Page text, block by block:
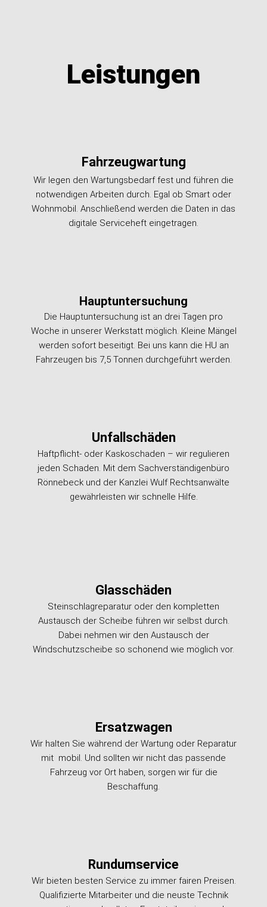
Leistungen
Fahrzeugwartung
Wir legen den Wartungsbedarf fest und führen die
notwendigen Arbeiten durch. Egal ob Smart oder
Wohnmobil. Anschließend werden die Daten in das
digitale Serviceheft eingetragen.
Hauptuntersuchung
Die Hauptuntersuchung ist an drei Tagen pro
Woche in unserer Werkstatt möglich. Kleine Mängel
werden sofort beseitigt. Bei uns kann die HU an
Fahrzeugen bis 7,5 Tonnen durchgeführt werden.
Unfallschäden
Haftpflicht- oder Kaskoschaden – wir regulieren
jeden Schaden. Mit dem Sachverständigenbüro
Rönnebeck und der Kanzlei Wulf Rechtsanwälte
gewährleisten wir schnelle Hilfe.
Glasschäden
Steinschlagreparatur oder den kompletten
Austausch der Scheibe führen wir selbst durch.
Dabei nehmen wir den Austausch der
Windschutzscheibe so schonend wie möglich vor.
Ersatzwagen
Wir halten Sie während der Wartung oder Reparatur
mit mobil. Und sollten wir nicht das passende
Fahrzeug vor Ort haben, sorgen wir für die
Beschaffung.
Rundumservice
Wir bieten besten Service zu immer fairen Preisen.
Qualifizierte Mitarbeiter und die neuste Technik